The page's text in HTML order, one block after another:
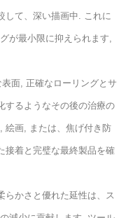
して、深い描画中. これに
が最小限に抑えられます,
面, 正確なローリングとサ
するようなその後の治療の
絵画, または、焦げ付き防
接着と完璧な最終製品を確
らかさと優れた延性は、ス